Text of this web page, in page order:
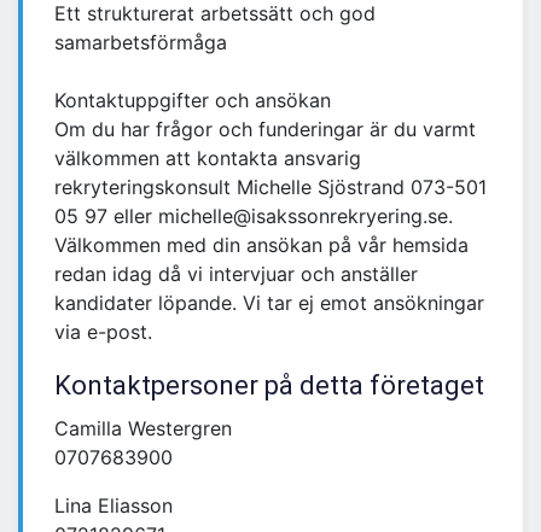
Ett strukturerat arbetssätt och god
samarbetsförmåga
Kontaktuppgifter och ansökan
Om du har frågor och funderingar är du varmt
välkommen att kontakta ansvarig
rekryteringskonsult Michelle Sjöstrand 073-501
05 97 eller michelle@isakssonrekryering.se.
Välkommen med din ansökan på vår hemsida
redan idag då vi intervjuar och anställer
kandidater löpande. Vi tar ej emot ansökningar
via e-post.
Kontaktpersoner på detta företaget
Camilla Westergren
0707683900
Lina Eliasson